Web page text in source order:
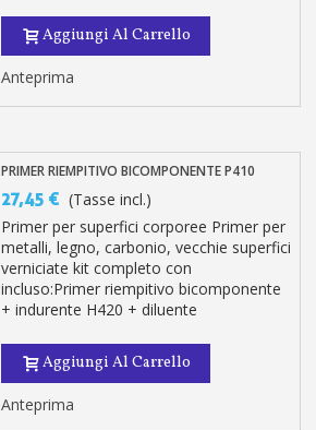
Aggiungi Al Carrello
Anteprima
PRIMER RIEMPITIVO BICOMPONENTE P410
27,45 € (Tasse incl.)
Primer per superfici corporee Primer per
metalli, legno, carbonio, vecchie superfici
verniciate kit completo con
incluso:Primer riempitivo bicomponente
+ indurente H420 + diluente
Aggiungi Al Carrello
Anteprima